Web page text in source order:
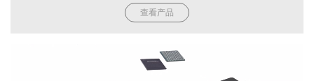
查看产品